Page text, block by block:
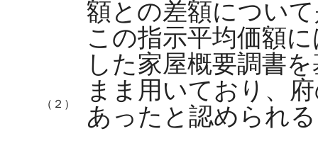
（２）
額との差額につい
この指示平均価額
した家屋概要調書
まま用いており、
あったと認められ